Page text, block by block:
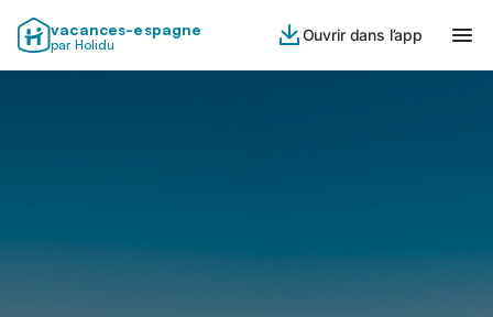
vacances-espagne
par Holidu
Ouvrir dans l’app